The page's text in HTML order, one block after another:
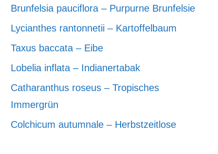
Brunfelsia pauciflora – Purpurne Brunfelsie
Lycianthes rantonnetii – Kartoffelbaum
Taxus baccata – Eibe
Lobelia inflata – Indianertabak
Catharanthus roseus – Tropisches
Immergrün
Colchicum autumnale – Herbstzeitlose